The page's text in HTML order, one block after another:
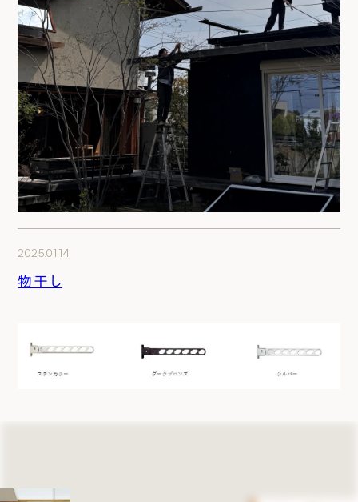
2025.01.14
物干し